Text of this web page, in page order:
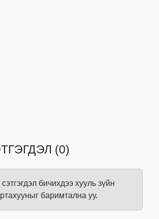
(0)
бичихдээ хууль зүйн
баримтална уу.